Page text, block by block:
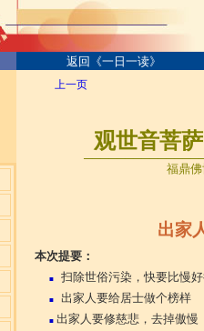
返回《一日一读》
上一页
观世音菩萨
──────────────
福鼎佛
出家
本次提要：
■ 扫除世俗污染，快要比慢
■ 出家人要给居士做个榜样
■出家人要修慈悲，去掉傲慢